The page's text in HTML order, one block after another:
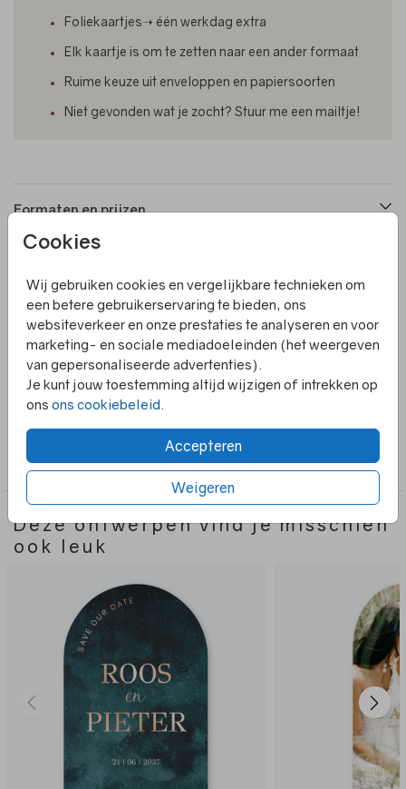
Cookies
Wij gebruiken cookies en vergelijkbare technieken om
een betere gebruikerservaring te bieden, ons
websiteverkeer en onze prestaties te analyseren en voor
marketing- en sociale mediadoeleinden (het weergeven
van gepersonaliseerde advertenties).
Je kunt jouw toestemming altijd wijzigen of intrekken op
ons ons cookiebeleid.
Accepteren
Weigeren
Foliekaartjes➝ één werkdag extra
Elk kaartje is om te zetten naar een ander formaat
Ruime keuze uit enveloppen en papiersoorten
Niet gevonden wat je zocht? Stuur me een mailtje!
Formaten en prijzen
Productinformatie
Omschrijving
Een enkel geboortekaartje met op de voorkant diverse
blaadjes en takjes. Het kaartje is afgewerkt met
goudfolie en is in zijn geheel aan te passen.
Boog vorm
Deze ontwerpen vind je misschien
ook leuk